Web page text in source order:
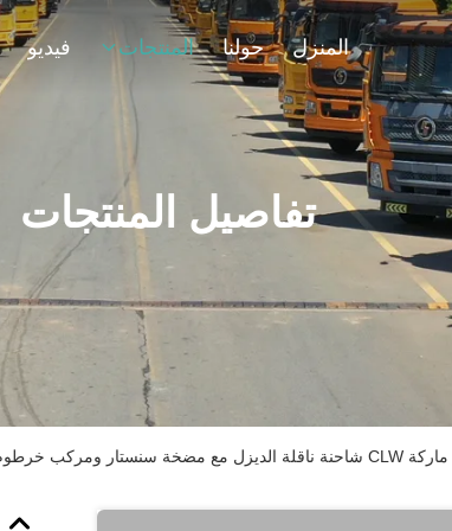
المنزل حولنا المنتجات فيديو
تفاصيل المنتجات